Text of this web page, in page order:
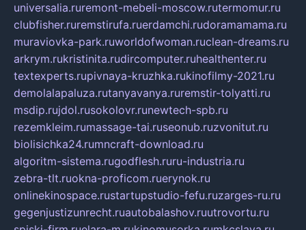
universalia.ruremont-mebeli-moscow.rutermomur.ru
clubfisher.ruremstirufa.ruerdamchi.rudoramamama.ru
muraviovka-park.ruworldofwoman.ruclean-dreams.ru
arkrym.rukristinita.rudircomputer.ruhealthenter.ru
textexperts.rupivnaya-kruzhka.rukinofilmy-2021.ru
demolalapaluza.rutanyavanya.ruremstir-tolyatti.ru
msdip.rujdol.rusokolovr.runewtech-spb.ru
rezemkleim.rumassage-tai.ruseonub.ruzvonitut.ru
biolisichka24.rumncraft-download.ru
algoritm-sistema.rugodflesh.ruru-industria.ru
zebra-tlt.ruokna-proficom.ruerynok.ru
onlinekinospace.rustartupstudio-fefu.ruzarges-ru.ru
gegenjustizunrecht.ruautobalashov.ruutrovortu.ru